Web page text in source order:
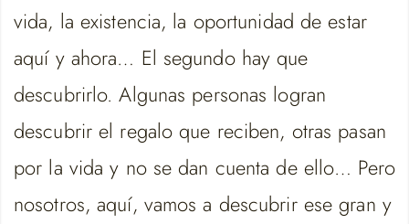
vida, la existencia, la oportunidad de estar
aquí y ahora… El segundo hay que
descubrirlo. Algunas personas logran
descubrir el regalo que reciben, otras pasan
por la vida y no se dan cuenta de ello… Pero
nosotros, aquí, vamos a descubrir ese gran y